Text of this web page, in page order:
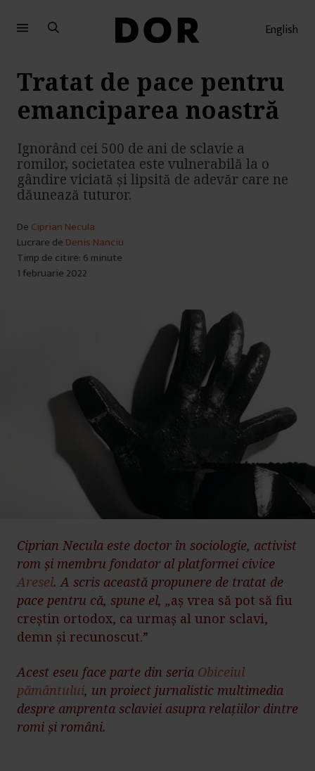
English
Tratat de pace pentru
emanciparea noastră
Ignorând cei 500 de ani de sclavie a
romilor, societatea este vulnerabilă la o
gândire viciată și lipsită de adevăr care ne
dăunează tuturor.
De Ciprian Necula
Lucrare de Denis Nanciu
Timp de citire: 6 minute
1 februarie 2022
Ciprian Necula este doctor în sociologie, activist
rom și membru fondator al platformei civice
Aresel. A scris această propunere de tratat de
pace pentru că, spune el, „aș vrea să pot să fiu
creștin ortodox, ca urmaș al unor sclavi,
demn și recunoscut.”
Acest eseu face parte din seria Obiceiul
pământului, un proiect jurnalistic multimedia
despre amprenta sclaviei asupra relațiilor dintre
romi și români.